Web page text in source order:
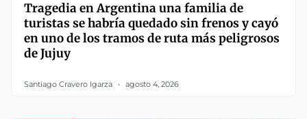
Tragedia en Argentina una familia de
turistas se habría quedado sin frenos y cayó
en uno de los tramos de ruta más peligrosos
de Jujuy
Santiago Cravero Igarza agosto 4, 2026